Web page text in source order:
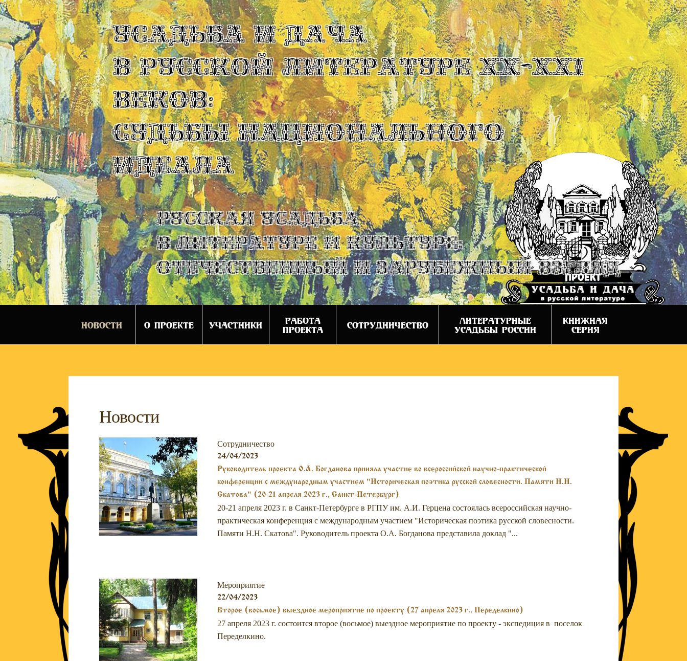
УСАДЬБА И ДАЧА
В РУССКОЙ ЛИТЕРАТУРЕ XX-XXI
ВЕКОВ:
СУДЬБЫ НАЦИОНАЛЬНОГО
ИДЕАЛА
Русская усадьба
в литературе и культуре:
отечественный и зарубежный взгляд
НОВОСТИ О ПРОЕКТЕ УЧАСТНИКИ
РАБОТА
ПРОЕКТА
СОТРУДНИЧЕСТВО
ЛИТЕРАТУРНЫЕ
УСАДЬБЫ РОССИИ
КНИЖНАЯ
СЕРИЯ
Новости
Сотрудничество
24/04/2023
Руководитель проекта О.А. Богданова приняла участие во всероссийской научно-практической
конференции с международным участием "Историческая поэтика русской словесности. Памяти Н.Н.
Скатова" (20-21 апреля 2023 г., Санкт-Петербург)
20-21 апреля 2023 г. в Санкт-Петербурге в РГПУ им. А.И. Герцена состоялась всероссийская научно-
практическая конференция с международным участием "Историческая поэтика русской словесности.
Памяти Н.Н. Скатова". Руководитель проекта О.А. Богданова представила доклад "...
Мероприятие
22/04/2023
Второе (восьмое) выездное мероприятие по проекту (27 апреля 2023 г., Переделкино)
27 апреля 2023 г. состоится второе (восьмое) выездное мероприятие по проекту - экспедиция в поселок
Переделкино.